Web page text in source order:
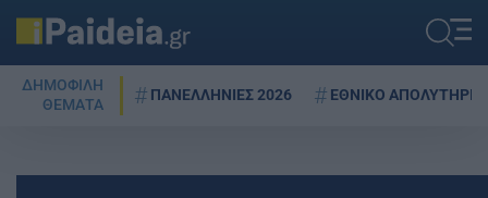
ΔΗΜΟΦΙΛΗ
ΘΕΜΑΤΑ
ΠΑΝΕΛΛΗΝΙΕΣ 2026 ΕΘΝΙΚΟ ΑΠΟΛΥΤΗΡΙΟ